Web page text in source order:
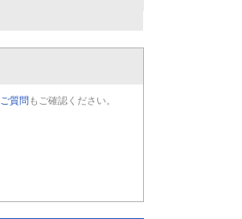
質問もご確認ください。